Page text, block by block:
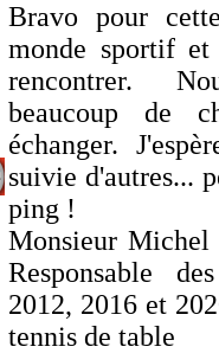
Bravo pour
monde sportif
rencontrer.
beaucoup de
échanger.
suivie d'autres...
ping !
Monsieur
Responsable
2012, 2016 et
tennis de table